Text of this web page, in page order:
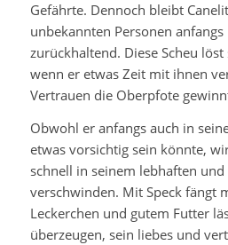
Gefährte. Dennoch bleibt
unbekannten Personen anfangs
zurückhaltend. Diese Scheu
wenn er etwas Zeit mit ihnen
Vertrauen die Oberpfote
Obwohl er anfangs auch in
etwas vorsichtig sein könnte,
schnell in seinem lebhaften
verschwinden. Mit Speck fängt
Leckerchen und gutem Futter
überzeugen, sein liebes und